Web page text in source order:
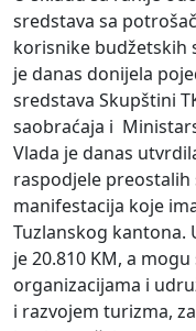
sredstava sa
korisnike budžetskih
je danas donijela
sredstava Skupštini
saobraćaja i
Vlada je danas
raspodjele
manifestacija koje
Tuzlanskog kantona.
je 20.810 KM, a
organizacijama i
i razvojem turizma,